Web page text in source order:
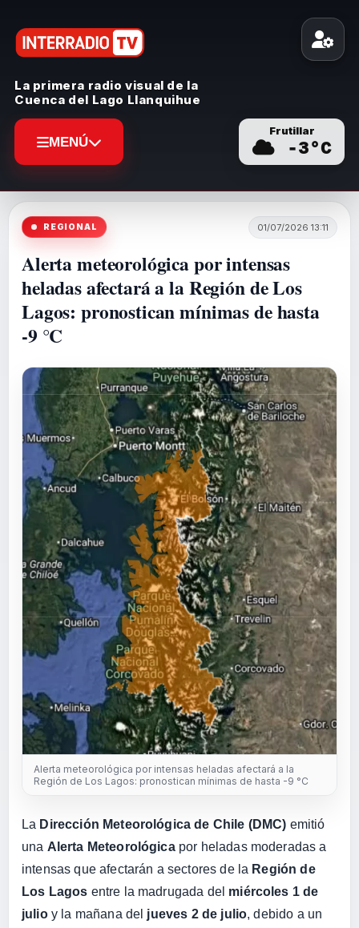
La primera radio visual de la
Cuenca del Lago Llanquihue
Frutillar
-3°C
MENÚ
REGIONAL 01/07/2026 13:11
Alerta meteorológica por intensas
heladas afectará a la Región de Los
Lagos: pronostican mínimas de hasta
-9 °C
Alerta meteorológica por intensas heladas afectará a la
Región de Los Lagos: pronostican mínimas de hasta -9 °C
La Dirección Meteorológica de Chile (DMC) emitió
una Alerta Meteorológicapor heladas moderadas a
intensas que afectarán a sectores de la Región de
Los Lagos entre la madrugada del miércoles 1 de
julioy la mañana del jueves 2 de julio, debido a un